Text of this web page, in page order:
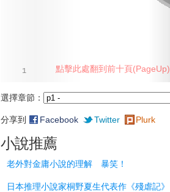
1
選擇章節：
分享到 Facebook Twitter Plurk
點擊此處翻到前十頁(PageUp)
小說推薦
老外對金庸小說的理解 暴笑！
日本推理小說家桐野夏生代表作《殘虐記》